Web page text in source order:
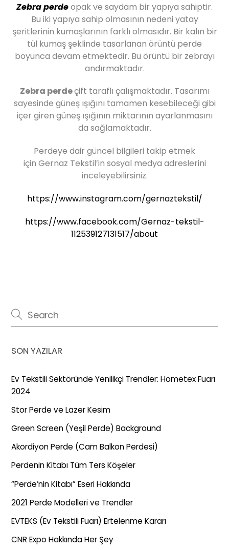
Zebra perdeopak ve saydam bir yapıya sahiptir.
Bu iki yapıya sahip olmasının nedeni yatay
şeritlerinin kumaşlarının farklı olmasıdır. Bir kalın bir
tül kumaş şeklinde tasarlanan örüntü perde
boyunca devam etmektedir. Bu örüntü bir zebrayı
andırmaktadır.
Zebra perdeçift taraflı çalışmaktadır. Tasarımı
sayesinde güneş ışığını tamamen kesebileceği gibi
içer giren güneş ışığının miktarının ayarlanmasını
da sağlamaktadır.
Perdeye dair güncel bilgileri takip etmek
için Gernaz Tekstil’in sosyal medya adreslerini
inceleyebilirsiniz.
https://www.instagram.com/gernaztekstil/
https://www.facebook.com/Gernaz-tekstil-
112539127131517/about
SON YAZILAR
Ev Tekstili Sektöründe Yenilikçi Trendler: Hometex Fuarı
2024
Stor Perde ve Lazer Kesim
Green Screen (Yeşil Perde) Background
Akordiyon Perde (Cam Balkon Perdesi)
Perdenin Kitabı Tüm Ters Köşeler
“Perde’nin Kitabı” Eseri Hakkında
2021 Perde Modelleri ve Trendler
EVTEKS (Ev Tekstili Fuarı) Ertelenme Kararı
CNR Expo Hakkında Her Şey